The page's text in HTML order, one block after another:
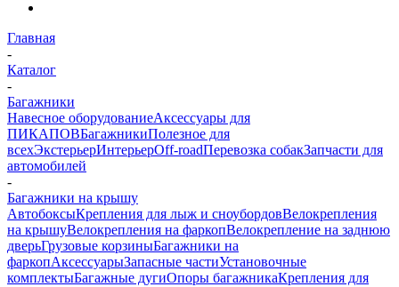
Главная
-
Каталог
-
Багажники
Навесное оборудованиеАксессуары для
ПИКАПОВБагажникиПолезное для
всехЭкстерьерИнтерьерOff-roadПеревозка собакЗапчасти для
автомобилей
-
Багажники на крышу
АвтобоксыКрепления для лыж и сноубордовВелокрепления
на крышуВелокрепления на фаркопВелокрепление на заднюю
дверьГрузовые корзиныБагажники на
фаркопАксессуарыЗапасные частиУстановочные
комплектыБагажные дугиОпоры багажникаКрепления для